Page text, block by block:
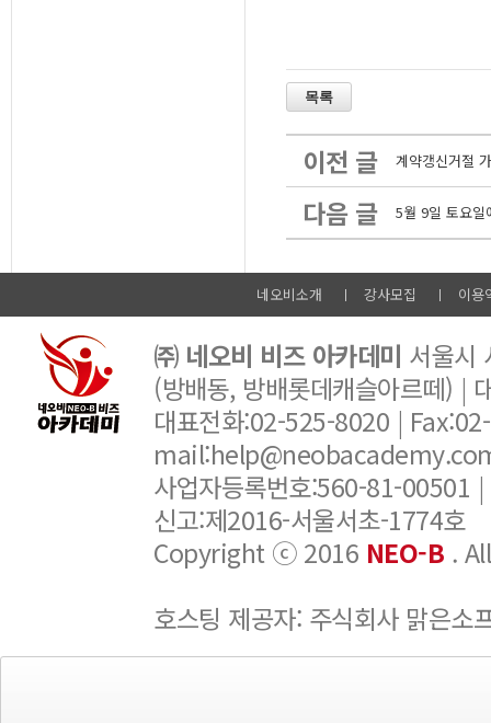
이전 글 계약갱신거절
다음 글 5월 9일 토요일
네오비소개 강사모집 이용
㈜ 네오비 비즈 아카데미 서울시
(방배동, 방배롯데캐슬아르떼) |
대표전화:02-525-8020 |
사업자등록번호:560-81-00501
신고:제2016-서울서초-1774호
Copyright ⓒ 2016 NEO-B .
호스팅 제공자: 주식회사 맑은소